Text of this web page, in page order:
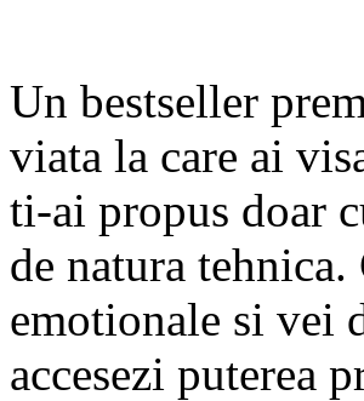
Un bestseller
viata la care ai
ti-ai propus doar
de natura
emotionale si vei
accesezi puterea